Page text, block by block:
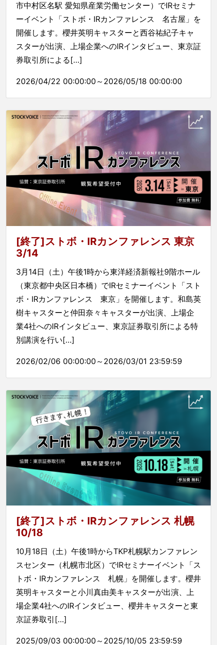
市中村区名駅 愛知県産業労働センター）でIRセミナ
ーイベント「ストボ・IRカンファレンス 名古屋」を
開催します。櫻井英明キャスターと西谷祐紀子キャ
スターが出演、上場企業へのIRインタビュー、東京証
券取引所による[…]
2026/04/22 00:00:00～2026/05/18 00:00:00
[終了]ストボ・IRカンファレンス 東京
3/14
3月14日（土）午後1時から東洋経済新報社9階ホール
（東京都中央区日本橋）でIRセミナーイベント「スト
ボ・IRカンファレンス 東京」を開催します。和島英
樹キャスターと仲田奈々キャスターが出演、上場企
業4社へのIRインタビュー、東京証券取引所による特
別講演を行い[…]
2026/02/06 00:00:00～2026/03/01 23:59:59
[終了]ストボ・IRカンファレンス 札幌
10/18
10月18日（土）午後1時からTKP札幌駅カンファレン
スセンター（札幌市北区）でIRセミナーイベント「ス
トボ・IRカンファレンス 札幌」を開催します。櫻井
英明キャスターと小川真由美キャスターが出演、上
場企業4社へのIRインタビュー、櫻井キャスターと東
京証券取引[…]
2025/09/03 00:00:00～2025/10/05 23:59:59